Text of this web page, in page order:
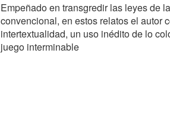
Empeñado en transgredir las leyes de
convencional, en estos relatos el autor
intertextualidad, un uso inédito de lo
juego interminable